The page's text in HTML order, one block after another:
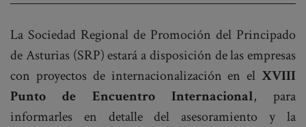
La Sociedad Regional de Promoción del Principado
de Asturias (SRP) estará a disposición de las empresas
con proyectos de internacionalización en el XVIII
Punto de Encuentro Internacional, para
informarles en detalle del asesoramiento y la